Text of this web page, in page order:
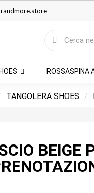
ROSSASPINA
TANGOLERA SHOES
BEIGE